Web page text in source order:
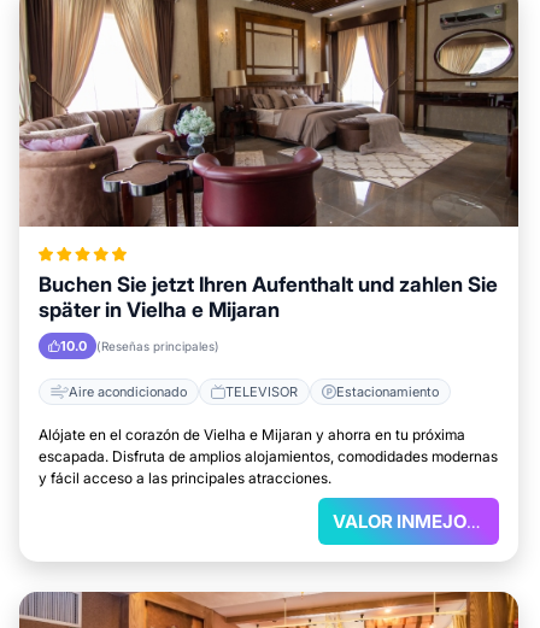
Buchen Sie jetzt Ihren Aufenthalt und zahlen Sie
später in Vielha e Mijaran
10.0 (Reseñas principales)
Aire acondicionado TELEVISOR Estacionamiento
Alójate en el corazón de Vielha e Mijaran y ahorra en tu próxima
escapada. Disfruta de amplios alojamientos, comodidades modernas
y fácil acceso a las principales atracciones.
VALOR INMEJORABLE